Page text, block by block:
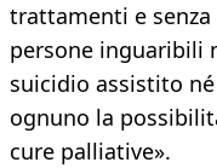
trattamenti e
persone inguaribili
suicidio assistito
ognuno la
cure palliative».